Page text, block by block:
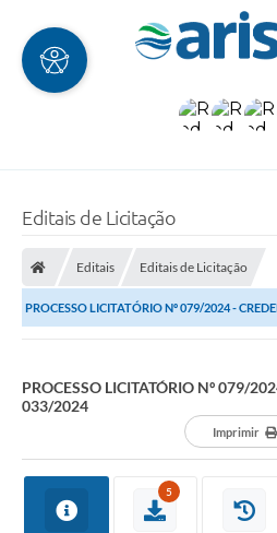
Editais de Licitação
Editais Editais de Licitação
PROCESSO LICITATÓRIO Nº 079/2024 -
PROCESSO LICITATÓRIO Nº 079/
033/2024
Imprimir
5